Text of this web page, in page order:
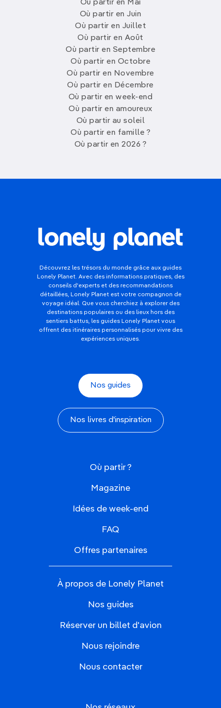
Où partir en Mai
Où partir en Juin
Où partir en Juillet
Où partir en Août
Où partir en Septembre
Où partir en Octobre
Où partir en Novembre
Où partir en Décembre
Où partir en week-end
Où partir en amoureux
Où partir au soleil
Où partir en famille ?
Où partir en 2026 ?
Découvrez les trésors du monde grâce aux guides
Lonely Planet. Avec des informations pratiques, des
conseils d'experts et des recommandations
détaillées, Lonely Planet est votre compagnon de
voyage idéal. Que vous cherchiez à explorer des
destinations populaires ou des lieux hors des
sentiers battus, les guides Lonely Planet vous
offrent des itinéraires personnalisés pour vivre des
expériences uniques.
Nos guides
Nos livres d'inspiration
Où partir ?
Magazine
Idées de week-end
FAQ
Offres partenaires
À propos de Lonely Planet
Nos guides
Réserver un billet d'avion
Nous rejoindre
Nous contacter